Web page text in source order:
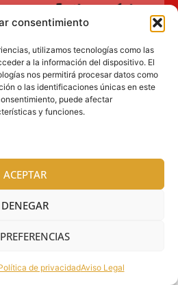
consentimiento
utilizamos tecnologías como las
a la información del dispositivo. El
nos permitirá procesar datos como
o las identificaciones únicas en este
puede afectar
y funciones.
ACEPTAR
DENEGAR
de privacidadAviso Legal
(UE)
Gómez, 15. 28027
MADRID
390 | +34 91 742 5113 ·